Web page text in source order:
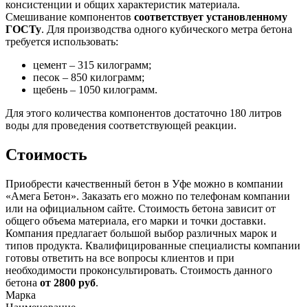
консистенции и общих характеристик материала.
Смешивание компонентов соответствует установленному
ГОСТу. Для производства одного кубического метра бетона
требуется использовать:
цемент – 315 килограмм;
песок – 850 килограмм;
щебень – 1050 килограмм.
Для этого количества компонентов достаточно 180 литров
воды для проведения соответствующей реакции.
Стоимость
Приобрести качественный бетон в Уфе можно в компании
«Амега Бетон». Заказать его можно по телефонам компании
или на официальном сайте. Стоимость бетона зависит от
общего объема материала, его марки и точки доставки.
Компания предлагает большой выбор различных марок и
типов продукта. Квалифицированные специалисты компании
готовы ответить на все вопросы клиентов и при
необходимости проконсультировать. Стоимость данного
бетона от 2800 руб.
Марка